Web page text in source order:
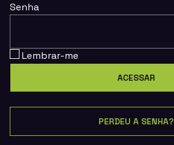
Senha
Lembrar-me
PERDEU A SENHA?